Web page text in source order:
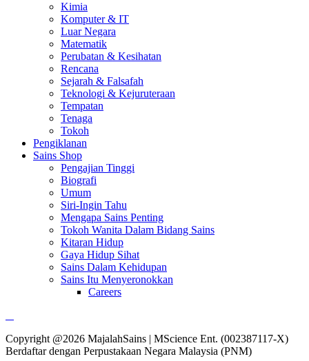
Kimia
Komputer & IT
Luar Negara
Matematik
Perubatan & Kesihatan
Rencana
Sejarah & Falsafah
Teknologi & Kejuruteraan
Tempatan
Tenaga
Tokoh
Pengiklanan
Sains Shop
Pengajian Tinggi
Biografi
Umum
Siri-Ingin Tahu
Mengapa Sains Penting
Tokoh Wanita Dalam Bidang Sains
Kitaran Hidup
Gaya Hidup Sihat
Sains Dalam Kehidupan
Sains Itu Menyeronokkan
Careers
Copyright @2026 MajalahSains | MScience Ent. (002387117-X)
Berdaftar dengan Perpustakaan Negara Malaysia (PNM)